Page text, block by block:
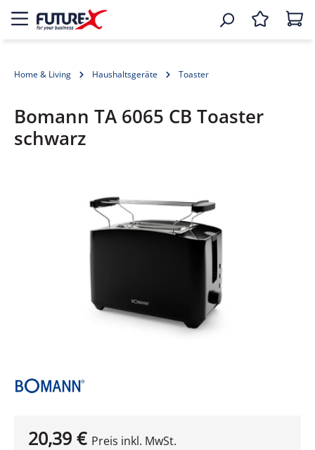
Home & Living Haushaltsgeräte Toaster
Bomann TA 6065 CB Toaster
schwarz
20,39 € Preis inkl. MwSt.